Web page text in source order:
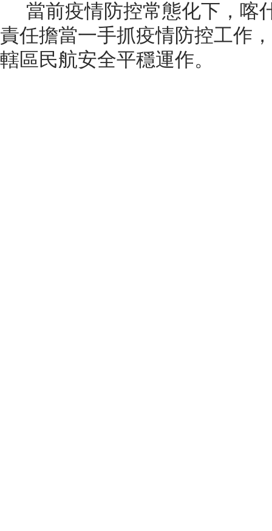
當前疫情防控常態化下，喀
責任擔當一手抓疫情防控工作
轄區民航安全平穩運作。